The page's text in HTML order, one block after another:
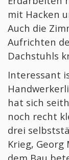
mit Hacken
Auch die
Aufrichten
Dachstuhls
Interessant
hat sich
noch recht
drei
Krieg, Georg